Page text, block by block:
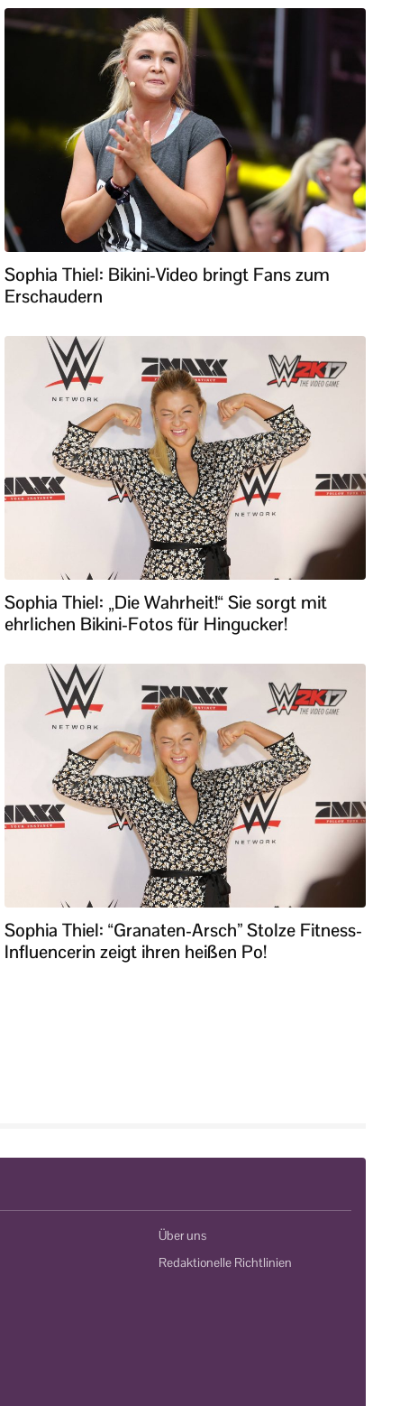
Sophia Thiel: Bikini-Video bringt Fans zum
Erschaudern
Sophia Thiel: „Die Wahrheit!“ Sie sorgt mit
ehrlichen Bikini-Fotos für Hingucker!
Sophia Thiel: “Granaten-Arsch” Stolze Fitness-
Influencerin zeigt ihren heißen Po!
Über uns
Redaktionelle Richtlinien